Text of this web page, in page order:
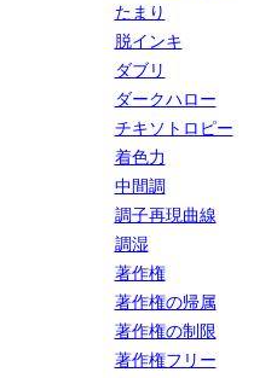
たまり
脱インキ
ダブリ
ダークハロー
チキソトロピー
着色力
中間調
調子再現曲線
調湿
著作権
著作権の帰属
著作権の制限
著作権フリー